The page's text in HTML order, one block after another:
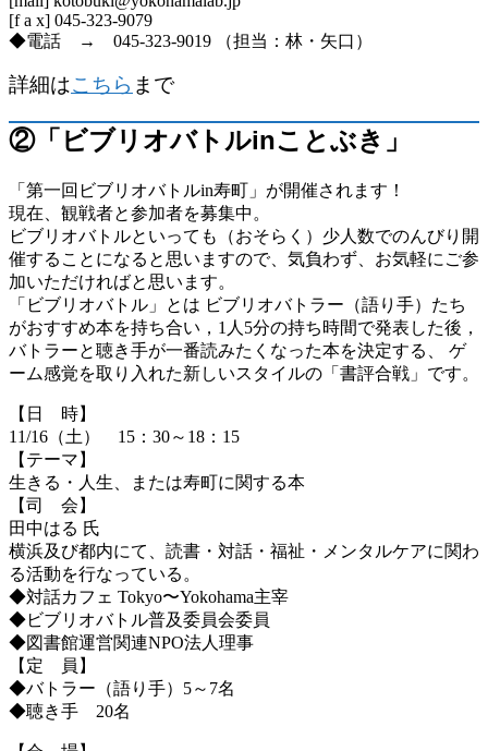
[f a x] 045-323-9079
◆電話 → 045-323-9019 （担当：林・矢口）
詳細はこちら まで
②「ビブリオバトルinことぶき」
「第一回ビブリオバトルin寿町」が開催されます！
現在、観戦者と参加者を募集中。
ビブリオバトルといっても（おそらく）少人数でのんびり開
催することになると思いますので、気負わず、お気軽にご参
加いただければと思います。
「ビブリオバトル」とは ビブリオバトラー（語り手）たち
がおすすめ本を持ち合い，1人5分の持ち時間で発表した後，
バトラーと聴き手が一番読みたくなった本を決定する、 ゲ
ーム感覚を取り入れた新しいスタイルの「書評合戦」です。
【日 時】
11/16（土） 15：30～18：15
【テーマ】
生きる・人生、または寿町に関する本
【司 会】
田中はる 氏
横浜及び都内にて、読書・対話・福祉・メンタルケアに関わ
る活動を行なっている。
◆対話カフェ Tokyo〜Yokohama主宰
◆ビブリオバトル普及委員会委員
◆図書館運営関連NPO法人理事
【定 員】
◆バトラー（語り手）5～7名
◆聴き手 20名